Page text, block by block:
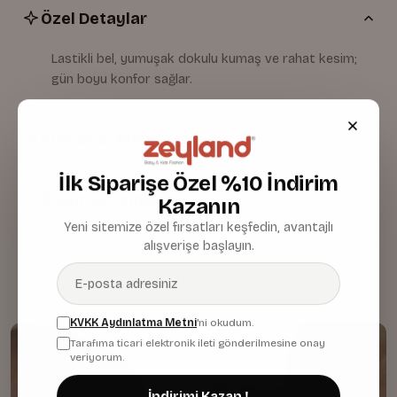
Özel Detaylar
Lastikli bel, yumuşak dokulu kumaş ve rahat kesim;
gün boyu konfor sağlar.
Kumaş & Malzeme
Bakım & Temizlik
İlk Siparişe Özel %10 İndirim
Kazanın
Yeni sitemize özel fırsatları keşfedin, avantajlı
alışverişe başlayın.
KVKK Aydınlatma Metni'ni okudum.
Tarafıma ticari elektronik ileti gönderilmesine onay
veriyorum.